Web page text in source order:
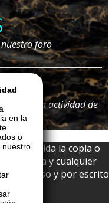
foro
y
la actividad de
• Prohibida la copia o
página y cualquier
expreso y por escrito
en la
o
nuestro